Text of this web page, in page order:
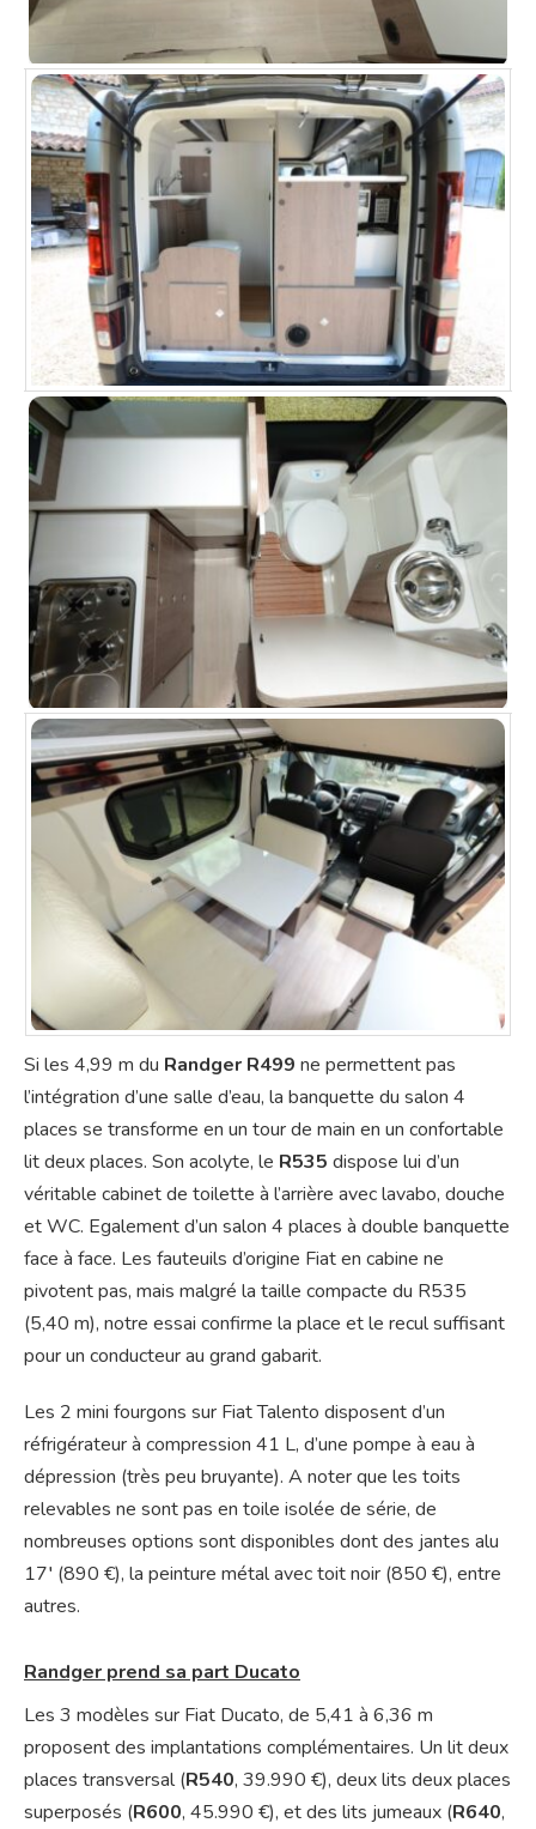
Si les 4,99 m du Randger R499 ne permettent pas
l’intégration d’une salle d’eau, la banquette du salon 4
places se transforme en un tour de main en un confortable
lit deux places. Son acolyte, le R535 dispose lui d’un
véritable cabinet de toilette à l’arrière avec lavabo, douche
et WC. Egalement d’un salon 4 places à double banquette
face à face. Les fauteuils d’origine Fiat en cabine ne
pivotent pas, mais malgré la taille compacte du R535
(5,40 m), notre essai confirme la place et le recul suffisant
pour un conducteur au grand gabarit.
Les 2 mini fourgons sur Fiat Talento disposent d’un
réfrigérateur à compression 41 L, d’une pompe à eau à
dépression (très peu bruyante). A noter que les toits
relevables ne sont pas en toile isolée de série, de
nombreuses options sont disponibles dont des jantes alu
17′ (890 €), la peinture métal avec toit noir (850 €), entre
autres.
Randger prend sa part Ducato
Les 3 modèles sur Fiat Ducato, de 5,41 à 6,36 m
proposent des implantations complémentaires. Un lit deux
places transversal (R540, 39.990 €), deux lits deux places
superposés (R600, 45.990 €), et des lits jumeaux (R640,